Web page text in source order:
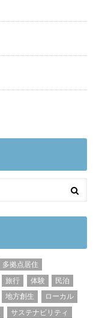
多拠点居住
旅行 体験
民泊
地方創生
ローカル
サステナビリティ